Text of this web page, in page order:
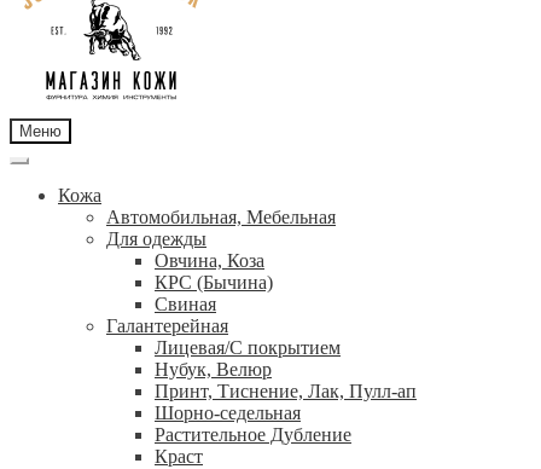
Меню
Кожа
Автомобильная, Мебельная
Для одежды
Овчина, Коза
КРС (Бычина)
Свиная
Галантерейная
Лицевая/С покрытием
Нубук, Велюр
Принт, Тиснение, Лак, Пулл-ап
Шорно-седельная
Растительное Дубление
Краст